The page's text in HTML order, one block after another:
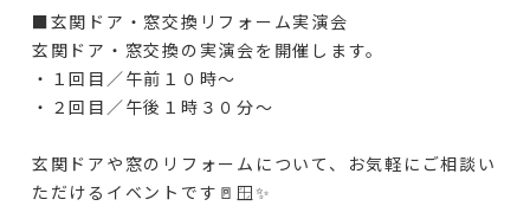
■玄関ドア・窓交換リフォーム実演会
玄関ドア・窓交換の実演会を開催します。
・１回目／午前１０時～
・２回目／午後１時３０分～
玄関ドアや窓のリフォームについて、お気軽にご相談い
ただけるイベントです🚪🪟✨